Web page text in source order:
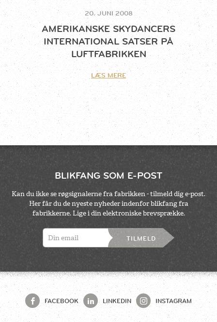
20. JUNI 2008
AMERIKANSKE SKYDANCERS
INTERNATIONAL SATSER PÅ
LUFTFABRIKKEN
LÆS MERE
BLIKFANG SOM E-POST
Kan du ikke se røgsignalerne fra fabrikken - tilmeld dig e-post.
Her får du de nyeste nyheder indenfor blikfang fra
fabrikkerne. Lige i din elektroniske brevsprække.
TILMELD
FACEBOOK LINKEDIN INSTAGRAM